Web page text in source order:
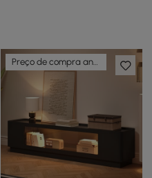
Preço de compra antecipada